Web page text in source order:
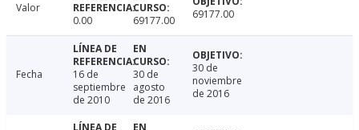
Valor
0.00
69177.00 69177.00
Fecha
16 de
septiembre
de 2010
30 de
agosto
de 2016
30 de
noviembre
de 2016